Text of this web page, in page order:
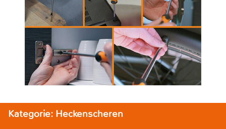
Kategorie: Heckenscheren